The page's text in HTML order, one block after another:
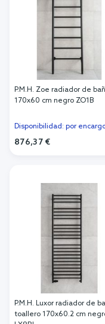
P.M.H. Zoe radiador de
170x60 cm negro ZO1B
Disponibilidad: por
876,37 €
P.M.H. Luxor radiador de
toallero 170x60.2 cm